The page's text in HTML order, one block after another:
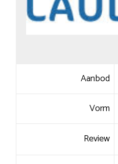
Aanbod
Vorm
Review